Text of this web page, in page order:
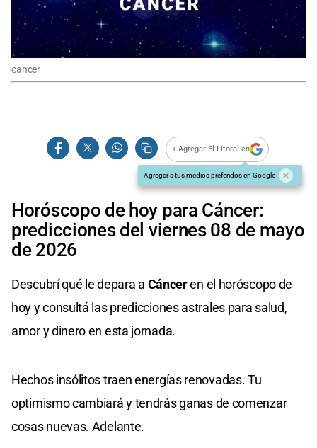
cancer
+ Agregar El Litoral en
Agregar a tus medios preferidos en Google
Horóscopo de hoy para Cáncer:
predicciones del viernes 08 de mayo
de 2026
Descubrí qué le depara a Cánceren el horóscopo de
hoy y consultá las predicciones astrales para salud,
amor y dinero en esta jornada.
Hechos insólitos traen energías renovadas. Tu
optimismo cambiará y tendrás ganas de comenzar
cosas nuevas. Adelante.